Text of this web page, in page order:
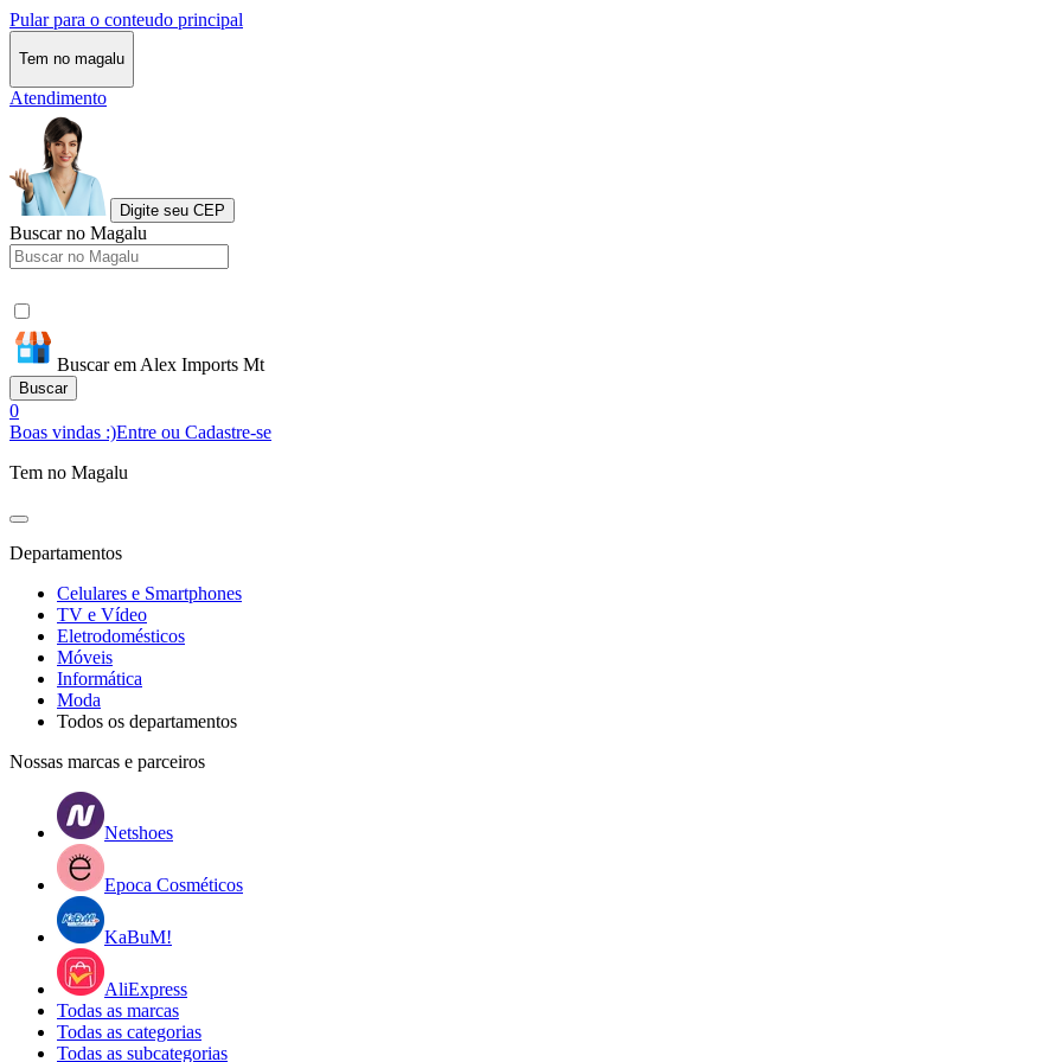
Pular para o conteudo principal
Tem no magalu
Atendimento
Digite seu CEP
Buscar no Magalu
Buscar em Alex Imports Mt
Buscar
0
Boas vindas :)Entre ou Cadastre-se
Tem no Magalu
Departamentos
Celulares e Smartphones
TV e Vídeo
Eletrodomésticos
Móveis
Informática
Moda
Todos os departamentos
Nossas marcas e parceiros
Netshoes
Epoca Cosméticos
KaBuM!
AliExpress
Todas as marcas
Todas as categorias
Todas as subcategorias